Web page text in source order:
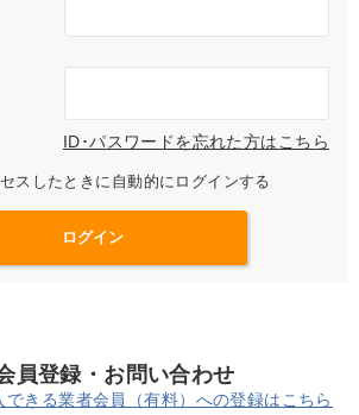
ID･パスワードを忘れた方はこちら
スしたときに自動的にログインする
員登録・お問い合わせ
きる業者会員（有料）への登録はこちら